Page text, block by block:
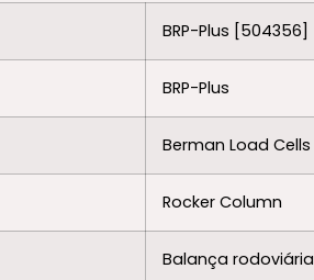
BRP-Plus [504356]
BRP-Plus
Berman Load Cells
Rocker Column
Balança rodoviária